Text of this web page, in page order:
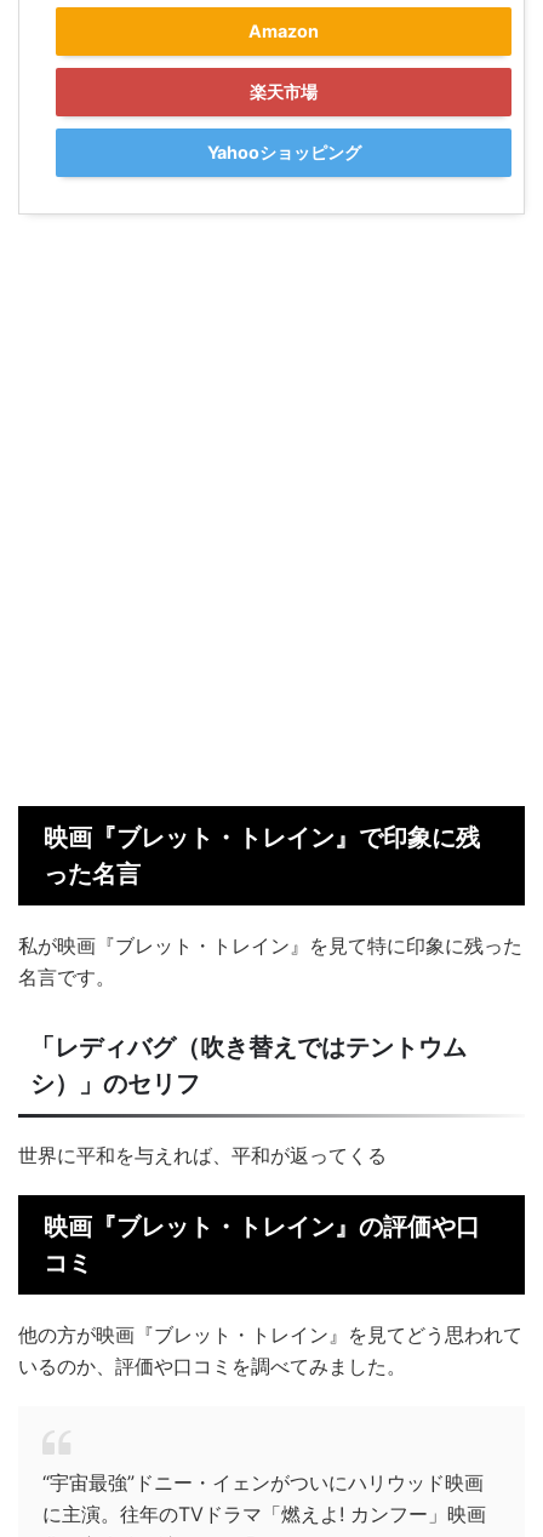
Amazon
楽天市場
Yahooショッピング
映画『ブレット・トレイン』で印象に残
った名言
私が映画『ブレット・トレイン』を見て特に印象に残った
名言です。
「レディバグ（吹き替えではテントウム
シ）」のセリフ
世界に平和を与えれば、平和が返ってくる
映画『ブレット・トレイン』の評価や口
コミ
他の方が映画『ブレット・トレイン』を見てどう思われて
いるのか、評価や口コミを調べてみました。
“宇宙最強”ドニー・イェンがついにハリウッド映画
に主演。往年のTVドラマ「燃えよ! カンフー」映画